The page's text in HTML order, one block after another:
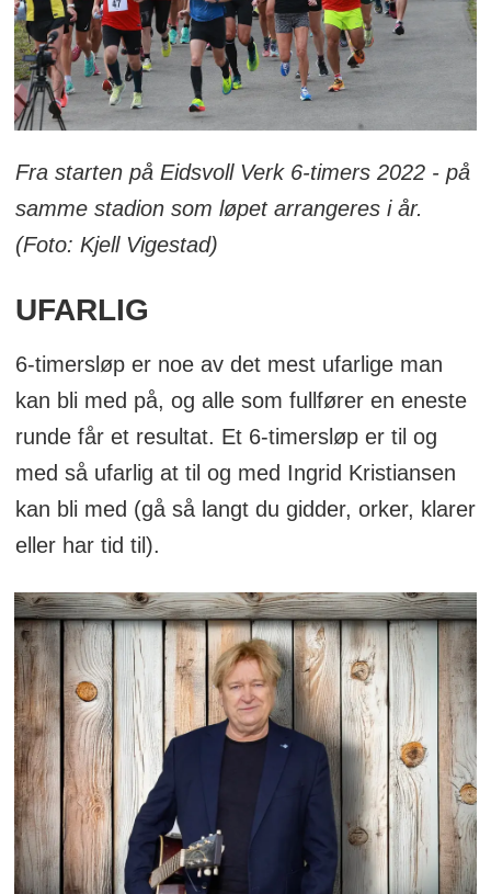
Fra starten på Eidsvoll Verk 6-timers 2022 - på
samme stadion som løpet arrangeres i år.
(Foto: Kjell Vigestad)
UFARLIG
6-timersløp er noe av det mest ufarlige man
kan bli med på, og alle som fullfører en eneste
runde får et resultat. Et 6-timersløp er til og
med så ufarlig at til og med Ingrid Kristiansen
kan bli med (gå så langt du gidder, orker, klarer
eller har tid til).